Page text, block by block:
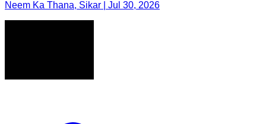
Neem Ka Thana, Sikar | Jul 30, 2026